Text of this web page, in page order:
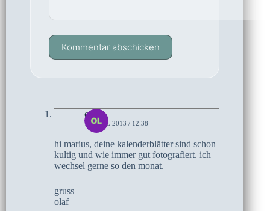
Kommentar abschicken
olaf
1. APRIL 2013 / 12:38
hi marius, deine kalenderblätter sind schon
kultig und wie immer gut fotografiert. ich
wechsel gerne so den monat.
gruss
olaf